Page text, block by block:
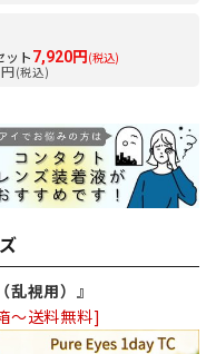
ト7,920円 (税込)
(税込)
乱視用）』
～送料無料]